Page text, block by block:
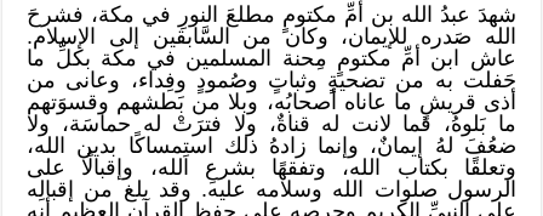
شهدَ عبدُ الله بن أمِّ مكتومٍ مطلعَ النورِ في مكة، فشرحَ
الله صَدره للإيمان، وكان من السَّابقين إلى الإسلام.
عاش ابن أمِّ مكتومٍ مِحنة المسلمين في مكة بكلِّ ما
حَفلت به من تضحيةٍ وثباتٍ وصُمودٍ وفِداء، وعانى من
أذى قريشٍ ما عاناه أصحابُه، وبلا من بَطشهم وقسوَتهم
ما بَلوهُ، فما لانت له قناةٌ، ولا فترَتْ له حماسَة، ولا
ضعُفَ لهُ إيمانٌ، وإنما زادهُ ذلك استِمساكًا بدين الله،
وتعلقًا بكتاب الله، وتفقهًا بشرعِ الله، وإقبالًا على
الرسول صلوات الله وسلامه عليه. وقد بلغ من إقبالِه
على النبيِّ الكريمِ وحرصِه على حِفظ القرآن العظيمِ أنه